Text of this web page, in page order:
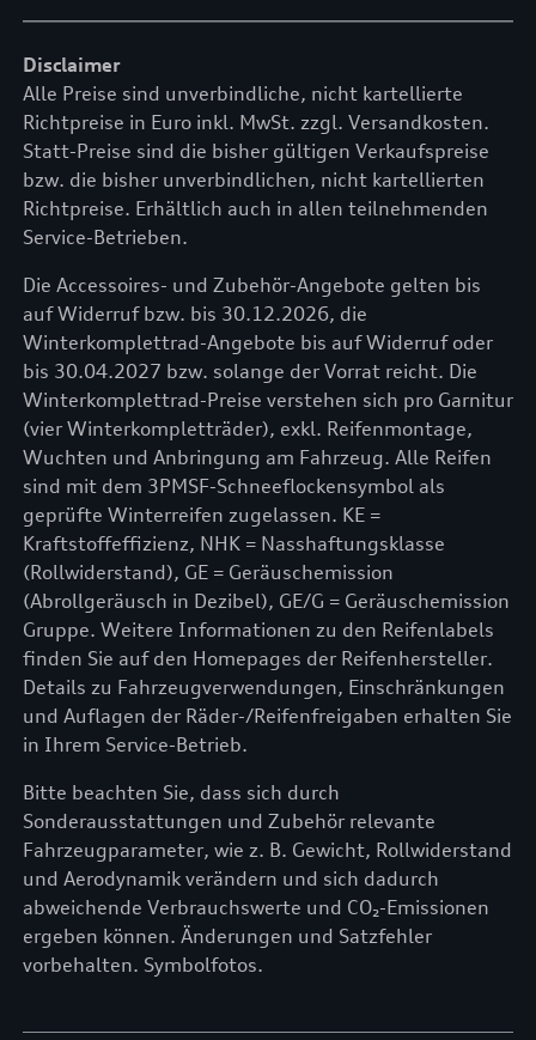
Disclaimer
Alle Preise sind unverbindliche, nicht kartellierte
Richtpreise in Euro inkl. MwSt. zzgl. Versandkosten.
Statt-Preise sind die bisher gültigen Verkaufspreise
bzw. die bisher unverbindlichen, nicht kartellierten
Richtpreise. Erhältlich auch in allen teilnehmenden
Service-Betrieben.
Die Accessoires- und Zubehör-Angebote gelten bis
auf Widerruf bzw. bis 30.12.2026, die
Winterkomplettrad-Angebote bis auf Widerruf oder
bis 30.04.2027 bzw. solange der Vorrat reicht. Die
Winterkomplettrad-Preise verstehen sich pro Garnitur
(vier Winterkompletträder), exkl. Reifenmontage,
Wuchten und Anbringung am Fahrzeug. Alle Reifen
sind mit dem 3PMSF-Schneeflockensymbol als
geprüfte Winterreifen zugelassen. KE =
Kraftstoffeffizienz, NHK = Nasshaftungsklasse
(Rollwiderstand), GE = Geräuschemission
(Abrollgeräusch in Dezibel), GE/G = Geräuschemission
Gruppe. Weitere Informationen zu den Reifenlabels
finden Sie auf den Homepages der Reifenhersteller.
Details zu Fahrzeugverwendungen, Einschränkungen
und Auflagen der Räder-/Reifenfreigaben erhalten Sie
in Ihrem Service-Betrieb.
Bitte beachten Sie, dass sich durch
Sonderausstattungen und Zubehör relevante
Fahrzeugparameter, wie z. B. Gewicht, Rollwiderstand
und Aerodynamik verändern und sich dadurch
abweichende Verbrauchswerte und CO₂-Emissionen
ergeben können. Änderungen und Satzfehler
vorbehalten. Symbolfotos.